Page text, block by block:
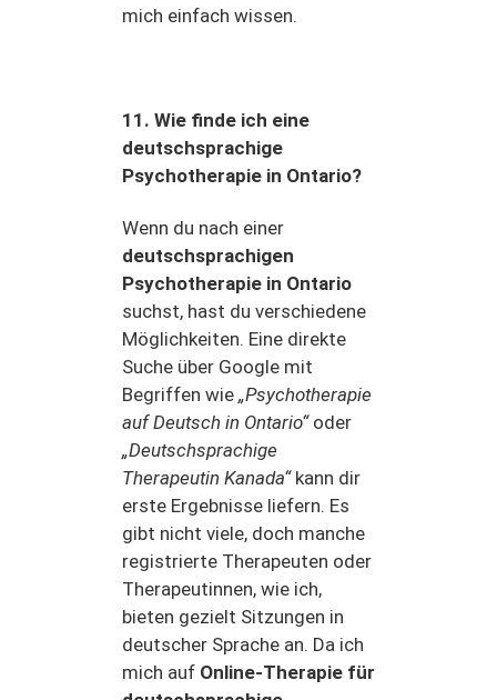
mich einfach wissen.
11. Wie finde ich eine
deutschsprachige
Psychotherapie in Ontario?
Wenn du nach einer
deutschsprachigen
Psychotherapie in Ontario
suchst, hast du verschiedene
Möglichkeiten. Eine direkte
Suche über Google mit
Begriffen wie „Psychotherapie
auf Deutsch in Ontario“oder
„Deutschsprachige
Therapeutin Kanada“kann dir
erste Ergebnisse liefern. Es
gibt nicht viele, doch manche
registrierte Therapeuten oder
Therapeutinnen, wie ich,
bieten gezielt Sitzungen in
deutscher Sprache an. Da ich
mich auf Online-Therapie für